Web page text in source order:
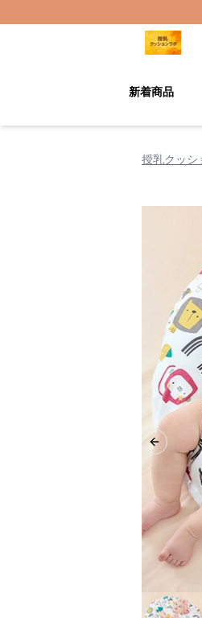
新着商品
授乳クッシ
Previous